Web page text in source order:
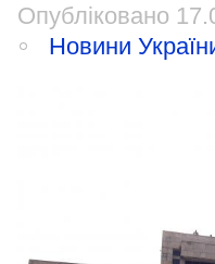
Опубліковано
Новини